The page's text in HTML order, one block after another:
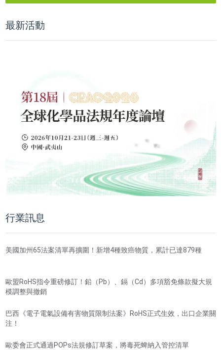
最新活動
行業訊息
美國加州65法案清單再擴圍！新增4種致癌物質，累計已達879種
歐盟RoHS指令重磅修訂！鉛（Pb）、鎘（Cd）多項豁免條款擬大規
模調整與撤銷
巴西《電子電氣設備有害物質限制法案》RoHS正式生效，出口企業關
注！
歐委會正式通過POPs法規修訂草案，將毒死蜱納入管控清單